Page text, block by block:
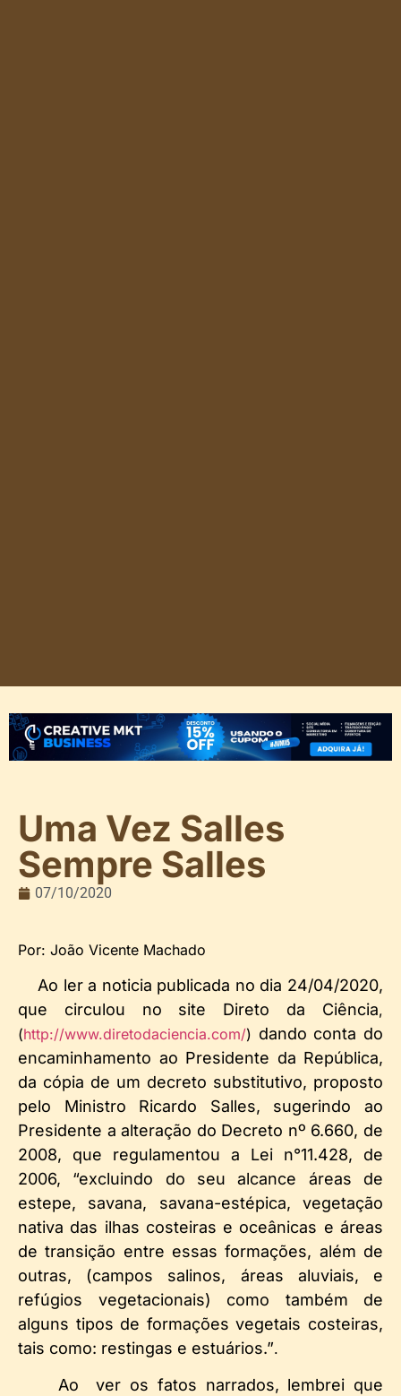
Uma Vez Salles
Sempre Salles
07/10/2020
Por: João Vicente Machado
Ao ler a noticia publicada no dia 24/04/2020,
que circulou no site Direto da Ciência,
(http://www.diretodaciencia.com/) dando conta do
encaminhamento ao Presidente da República,
da cópia de um decreto substitutivo, proposto
pelo Ministro Ricardo Salles, sugerindo ao
Presidente a alteração do Decreto nº 6.660, de
2008, que regulamentou a Lei n°11.428, de
2006, “excluindo do seu alcance áreas de
estepe, savana, savana-estépica, vegetação
nativa das ilhas costeiras e oceânicas e áreas
de transição entre essas formações, além de
outras, (campos salinos, áreas aluviais, e
refúgios vegetacionais) como também de
alguns tipos de formações vegetais costeiras,
tais como: restingas e estuários.”.
Ao ver os fatos narrados, lembrei que